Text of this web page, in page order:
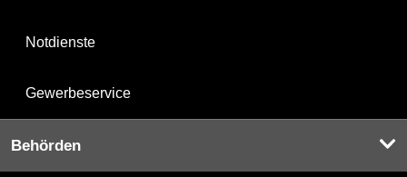
Notdienste
Gewerbeservice
Behörden